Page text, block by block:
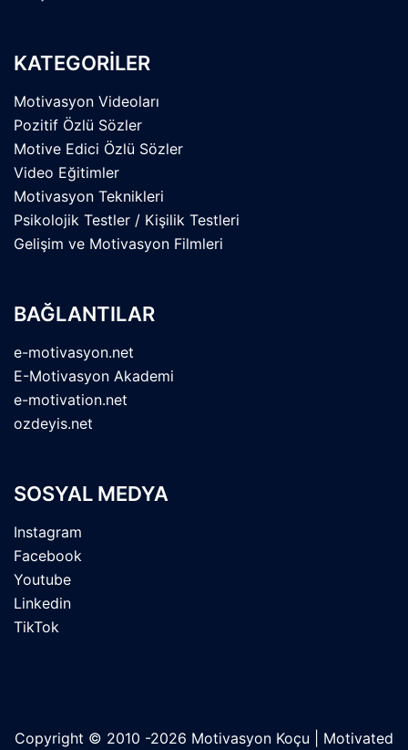
KATEGORİLER
Motivasyon Videoları
Pozitif Özlü Sözler
Motive Edici Özlü Sözler
Video Eğitimler
Motivasyon Teknikleri
Psikolojik Testler / Kişilik Testleri
Gelişim ve Motivasyon Filmleri
BAĞLANTILAR
e-motivasyon.net
E-Motivasyon Akademi
e-motivation.net
ozdeyis.net
SOSYAL MEDYA
Instagram
Facebook
Youtube
Linkedin
TikTok
Copyright © 2010 -2026 Motivasyon Koçu | Motivated